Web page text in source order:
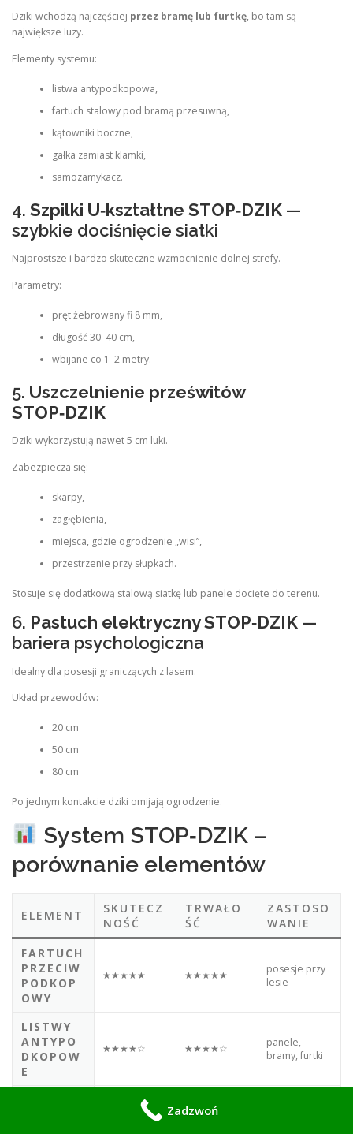
Dziki wchodzą najczęściej przez bramę lub furtkę, bo tam są
największe luzy.
Elementy systemu:
listwa antypodkopowa,
fartuch stalowy pod bramą przesuwną,
kątowniki boczne,
gałka zamiast klamki,
samozamykacz.
4. Szpilki U‑kształtne STOP‑DZIK —
szybkie dociśnięcie siatki
Najprostsze i bardzo skuteczne wzmocnienie dolnej strefy.
Parametry:
pręt żebrowany fi 8 mm,
długość 30–40 cm,
wbijane co 1–2 metry.
5. Uszczelnienie prześwitów
STOP‑DZIK
Dziki wykorzystują nawet 5 cm luki.
Zabezpiecza się:
skarpy,
zagłębienia,
miejsca, gdzie ogrodzenie „wisi”,
przestrzenie przy słupkach.
Stosuje się dodatkową stalową siatkę lub panele docięte do terenu.
6. Pastuch elektryczny STOP‑DZIK —
bariera psychologiczna
Idealny dla posesji graniczących z lasem.
Układ przewodów:
20 cm
50 cm
80 cm
Po jednym kontakcie dziki omijają ogrodzenie.
System STOP‑DZIK –
porównanie elementów
ELEMENT
SKUTECZ
NOŚĆ
TRWAŁO
ŚĆ
ZASTOSO
WANIE
FARTUCH
PRZECIW
PODKOP
OWY
★★★★★ ★★★★★
posesje przy
lesie
LISTWY
ANTYPO
DKOPOW
E
★★★★☆ ★★★★☆
panele,
bramy, furtki
Zadzwoń